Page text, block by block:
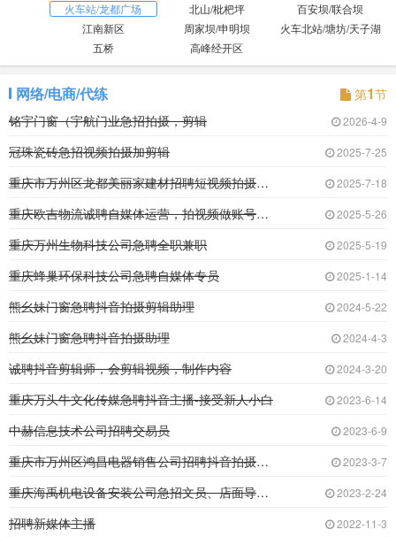
火车站/龙都广场
北山/枇杷坪
百安坝/联合坝
江南新区
周家坝/申明坝
火车北站/塘坊/天子湖
五桥
高峰经开区
网络/电商/代练 第1节
铭宇门窗（宇航门业急招拍摄，剪辑
2026-4-9
冠珠瓷砖急招视频拍摄加剪辑 2025-7-25
重庆市万州区龙都美丽家建材招聘短视频拍摄剪辑 2025-7-18
重庆欧吉物流诚聘自媒体运营，拍视频做账号，有 2025-5-26
重庆万州生物科技公司急聘全职兼职 2025-5-19
重庆蜂巢环保科技公司急聘自媒体专员 2025-1-14
熊幺妹门窗急聘抖音拍摄剪辑助理 2024-5-22
熊幺妹门窗急聘抖音拍摄助理 2024-4-3
诚聘抖音剪辑师，会剪辑视频，制作内容 2024-3-20
重庆万头牛文化传媒急聘抖音主播-接受新人小白 2023-6-14
中赫信息技术公司招聘交易员 2023-6-9
重庆市万州区鸿昌电器销售公司招聘抖音拍摄剪辑 2023-3-7
重庆海禹机电设备安装公司急招文员、店面导购、 2023-2-24
招聘新媒体主播 2022-11-3